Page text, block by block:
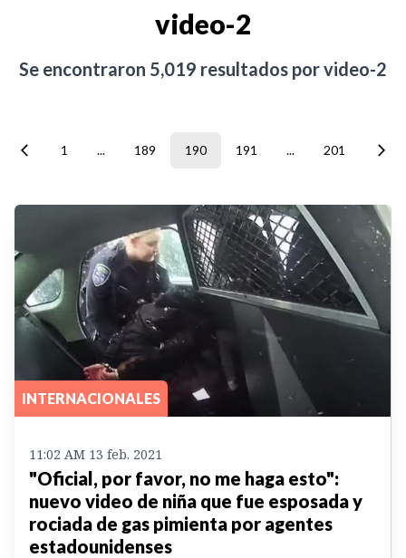
video-2
Se encontraron 5,019 resultados porvideo-2
1 ... 189 190 191 ... 201
INTERNACIONALES
11:02 AM 13 feb. 2021
"Oficial, por favor, no me haga esto":
nuevo video de niña que fue esposada y
rociada de gas pimienta por agentes
estadounidenses